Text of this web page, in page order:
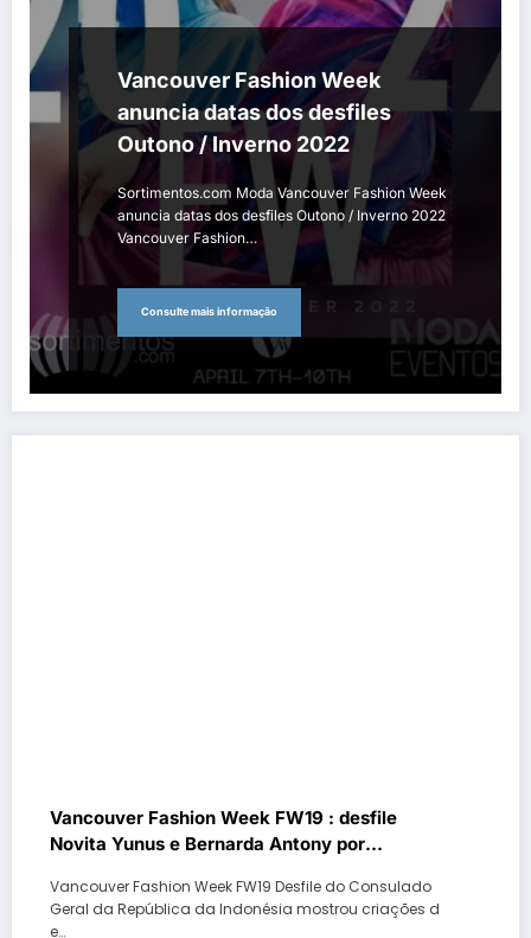
Vancouver Fashion Week
anuncia datas dos desfiles
Outono / Inverno 2022
Sortimentos.com Moda Vancouver Fashion Week
anuncia datas dos desfiles Outono / Inverno 2022
Vancouver Fashion…
Consulte mais informação
Vancouver Fashion Week FW19 : desfile
Novita Yunus e Bernarda Antony por
Vancouver Fashion Week FW19 Desfile do Consulado
Geral da República da Indonésia mostrou criações d
e…